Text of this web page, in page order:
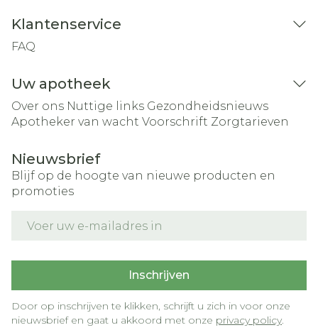
Klantenservice
FAQ
Uw apotheek
Over ons Nuttige links Gezondheidsnieuws
Apotheker van wacht Voorschrift Zorgtarieven
Nieuwsbrief
Blijf op de hoogte van nieuwe producten en
promoties
Inschrijven
Door op inschrijven te klikken, schrijft u zich in voor onze
nieuwsbrief en gaat u akkoord met onze privacy policy.